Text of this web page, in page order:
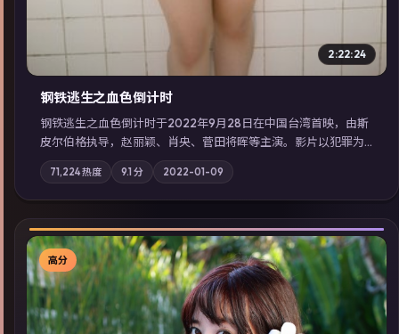
2:22:24
钢铁逃生之血色倒计时
钢铁逃生之血色倒计时于2022年9月28日在中国台湾首映，由斯
皮尔伯格执导，赵丽颖、肖央、菅田将晖等主演。影片以犯罪为
叙事主轴，失踪人口档案牵出跨国灰色产业链；摄影与配乐强化
地域气质；站内亦可通过「国产免费观看高清电视剧在线看」延
展检索同类型高分佳作，畅享高清在线追剧体验。
71,224热度 9.1 分 2022-01-09
高分